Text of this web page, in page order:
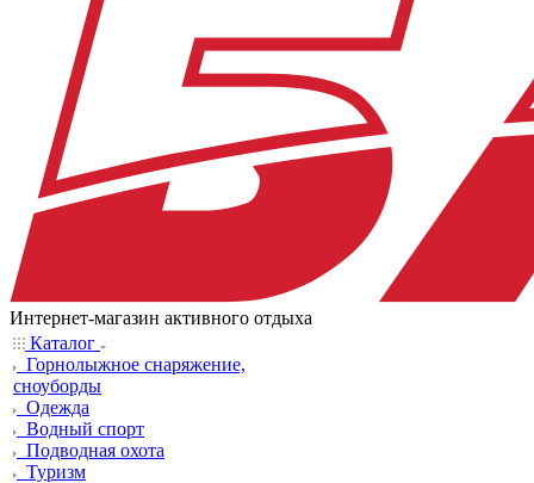
Интернет-магазин активного отдыха
Каталог
Горнолыжное снаряжение,
сноуборды
Одежда
Водный спорт
Подводная охота
Туризм